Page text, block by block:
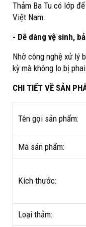
Thảm Ba Tu có lớp
Việt Nam.
- Dễ dàng vệ sinh,
Nhờ công nghệ xử lý
kỳ mà không lo bị
CHI TIẾT VỀ SẢN
Tên gọi sản phẩm:
Mã sản phẩm:
Kích thước:
Loại thảm: